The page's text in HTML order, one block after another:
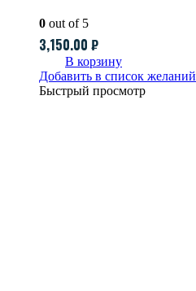
0 out of 5
3,150.00 ₽
В корзину
Добавить в список желаний
Быстрый просмотр